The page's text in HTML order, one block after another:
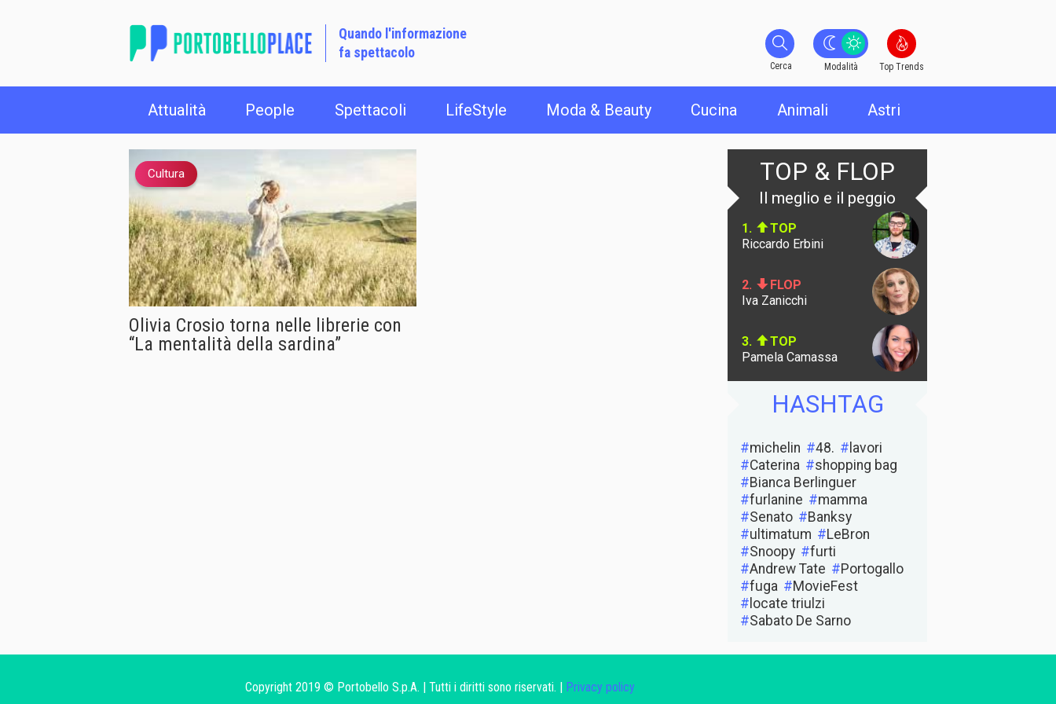
Quando l'informazione
fa spettacolo
Cerca
Cerca Modalità Top Trends
Attualità People Spettacoli LifeStyle Moda & Beauty Cucina Animali Astri
Cultura
Olivia Crosio torna nelle librerie con
“La mentalità della sardina”
TOP & FLOP
Il meglio e il peggio
1.
TOP
Riccardo Erbini
2.
FLOP
Iva Zanicchi
3.
TOP
Pamela Camassa
HASHTAG
michelin 48.
lavori
Caterina
shopping bag
Bianca Berlinguer
furlanine
mamma
Senato
Banksy
ultimatum
LeBron
Snoopy
furti
Andrew Tate
Portogallo
fuga
MovieFest
locate triulzi
Sabato De Sarno
Copyright 2019 © Portobello S.p.A. | Tutti i diritti sono riservati. | Privacy policy